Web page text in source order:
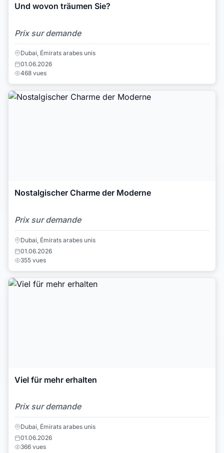
Und wovon träumen Sie?
Prix sur demande
Dubai, Émirats arabes unis
01.06.2026
468 vues
Nostalgischer Charme der Moderne
Prix sur demande
Dubai, Émirats arabes unis
01.06.2026
355 vues
Viel für mehr erhalten
Prix sur demande
Dubai, Émirats arabes unis
01.06.2026
366 vues